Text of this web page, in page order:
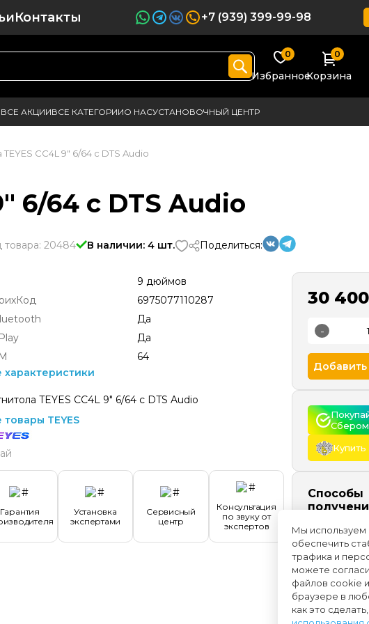
Контакты +7 (939) 399-99-98
0
Избранное
0
Корзина
ВСЕ АКЦИИВСЕ КАТЕГОРИИО НАСУСТАНОВОЧНЫЙ ЦЕНТР
CC4L 9" 6/64 с DTS Audio
6/64 с DTS Audio
товара: 20484 В наличии: 4 шт. Поделиться:
9 дюймов
6975077110287
Да
Да
64
характеристики
TEYES CC4L 9" 6/64 с DTS Audio
товары TEYES
Гарантия
Установка
экспертами
Сервисный
центр
Консультация
по звуку от
экспертов
30
-
Добавить
Сбером
Способы
позже,
Доставка
07.08
Мы
обеспечить
трафика и
можете
файлов cookie
браузере в
как это